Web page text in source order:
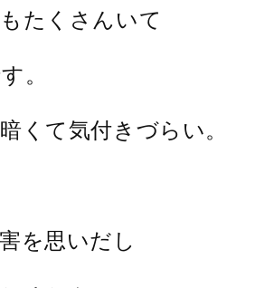
たくさんいて
。
くて気付きづらい。
を思いだし